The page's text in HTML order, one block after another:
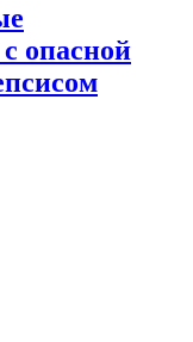
опасной